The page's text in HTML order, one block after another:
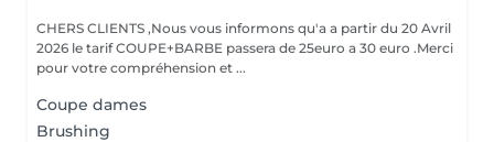
CHERS CLIENTS ,Nous vous informons qu'a a partir du 20 Avril
2026 le tarif COUPE+BARBE passera de 25euro a 30 euro .Merci
pour votre compréhension et ...
Coupe dames
Brushing